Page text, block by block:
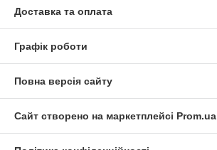
Доставка та оплата
Графік роботи
Повна версія сайту
Сайт створено на маркетплейсі Prom.ua